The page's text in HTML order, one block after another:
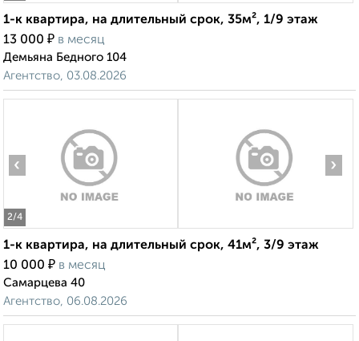
1-к квартира, на длительный срок, 35м², 1/9 этаж
13 000 ₽ в месяц
Демьяна Бедного 104
Агентство, 03.08.2026
2/4
‹ ›
1-к квартира, на длительный срок, 41м², 3/9 этаж
10 000 ₽ в месяц
Самарцева 40
Агентство, 06.08.2026